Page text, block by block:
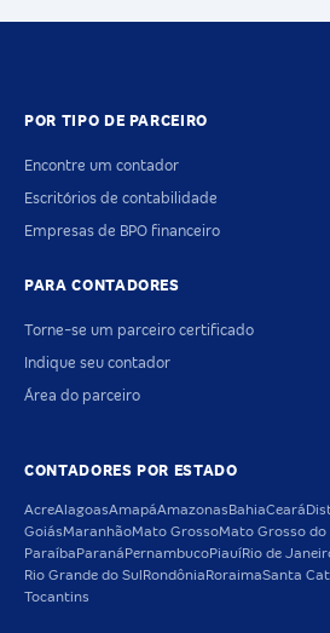
POR TIPO DE PARCEIRO
Encontre um contador
Escritórios de contabilidade
Empresas de BPO financeiro
PARA CONTADORES
Torne-se um parceiro certificado
Indique seu contador
Área do parceiro
CONTADORES POR ESTADO
AcreAlagoasAmapáAmazonas BahiaCeará
GoiásMaranhãoMato GrossoMato Grosso do
Paraíba Paraná PernambucoPiauíRio de
Rio Grande do Sul Rondônia RoraimaSanta
Tocantins